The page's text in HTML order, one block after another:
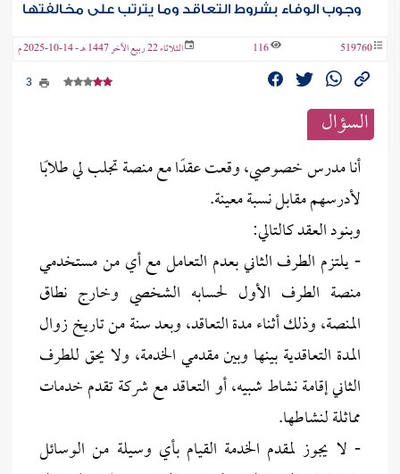
وجوب الوفاء بشروط التعاقد وما يترتب على مخالفتها
519760
116 الثلاثاء 22 ربيع الآخر 1447 هـ - 14-10-2025 م
السؤال
أنا مدرس خصوصي، وقعت عقدًا مع منصة تجلب لي طلابًا
لأدرسهم مقابل نسبة معينة.
وبنود العقد كالتالي:
- يلتزم الطرف الثاني بعدم التعامل مع أي من مستخدمي
منصة الطرف الأول لحسابه الشخصي وخارج نطاق
المنصة، وذلك أثناء مدة التعاقد، وبعد سنة من تاريخ زوال
المدة التعاقدية بينها وبين مقدمي الخدمة، ولا يحق للطرف
الثاني إقامة نشاط شبيه، أو التعاقد مع شركة تقدم خدمات
مماثلة لنشاطها.
- لا يجوز لمقدم الخدمة القيام بأي وسيلة من الوسائل